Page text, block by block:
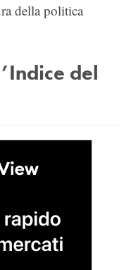
della politica
del